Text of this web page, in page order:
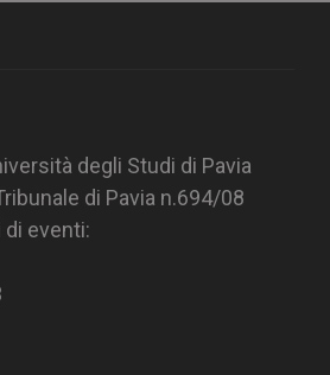
degli Studi di Pavia
di Pavia n.694/08
di eventi: